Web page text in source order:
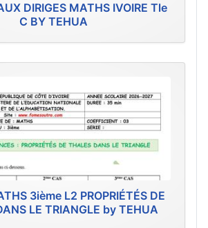
DIRIGES MATHS IVOIRE Tle
C BY TEHUA
3ième L2 PROPRIÉTÉS DE
LE TRIANGLE by TEHUA